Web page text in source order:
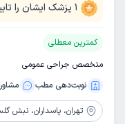
1 پزشک ایشان را
کمترین معطلی
متخصص جراحی عمومی
نوبت‌دهی مطب
تهران، پاسداران، نبش گلستان